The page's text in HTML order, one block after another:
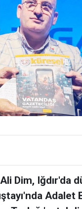
Dim, Iğdır'da
Adalet